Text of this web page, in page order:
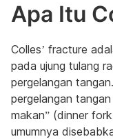
Apa Itu
Colles’ fracture
pada ujung tulang
pergelangan
pergelangan
makan” (dinner
umumnya